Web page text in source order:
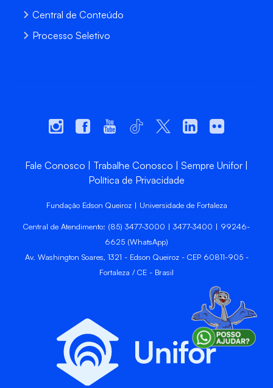
Central de Conteúdo
Processo Seletivo
Fale Conosco Trabalhe Conosco
Sempre Unifor
Política de Privacidade
Fundação Edson Queiroz | Universidade de Fortaleza
Central de Atendimento: (85) 3477-3000 | 3477-3400 | 99246-
6625 (WhatsApp)
Av. Washington Soares, 1321 - Edson Queiroz - CEP 60811-905 -
Fortaleza / CE - Brasil